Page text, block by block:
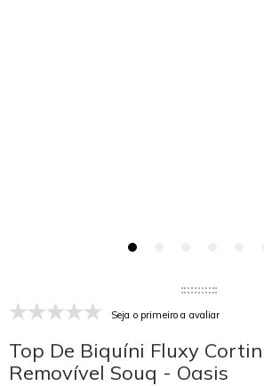
Seja o primeiro a avaliar
Top De Biquíni Fluxy
Removível Souq - Oasis